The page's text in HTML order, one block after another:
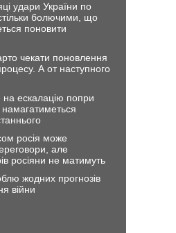
удари України по
болючими, що
поновити
чекати поновлення
А от наступного
ескалацію попри
намагатиметься
росія може
але
росіяни не матимуть
жодних прогнозів
війни